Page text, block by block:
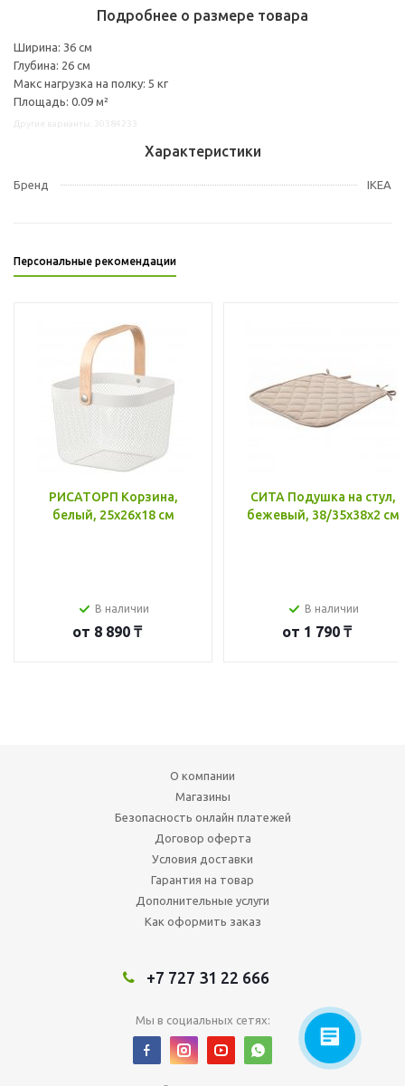
Подробнее о размере товара
Ширина: 36 см
Глубина: 26 см
Макс нагрузка на полку: 5 кг
Площадь: 0.09 м²
Характеристики
Бренд IKEA
Персональные рекомендации
РИСАТОРП Корзина,
белый, 25x26x18 см
В наличии
от 8 890 ₸
СИТА Подушка на стул,
бежевый, 38/35x38x2 см
В наличии
от 1 790 ₸
О компании
Магазины
Безопасность онлайн платежей
Договор оферта
Условия доставки
Гарантия на товар
Дополнительные услуги
Как оформить заказ
+7 727 31 22 666
Мы в социальных сетях: